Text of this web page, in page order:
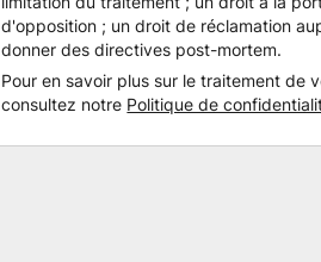
d'opposition ; un droit de réclamation
donner des directives post-mortem.
Pour en savoir plus sur le traitement de
consultez notre Politique de